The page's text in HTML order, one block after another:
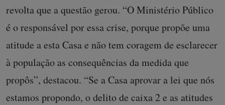
revolta que a questão gerou. “O Ministério Público
é o responsável por essa crise, porque propõe uma
atitude a esta Casa e não tem coragem de esclarecer
à população as consequências da medida que
propôs”, destacou. “Se a Casa aprovar a lei que nós
estamos propondo, o delito de caixa 2 e as atitudes